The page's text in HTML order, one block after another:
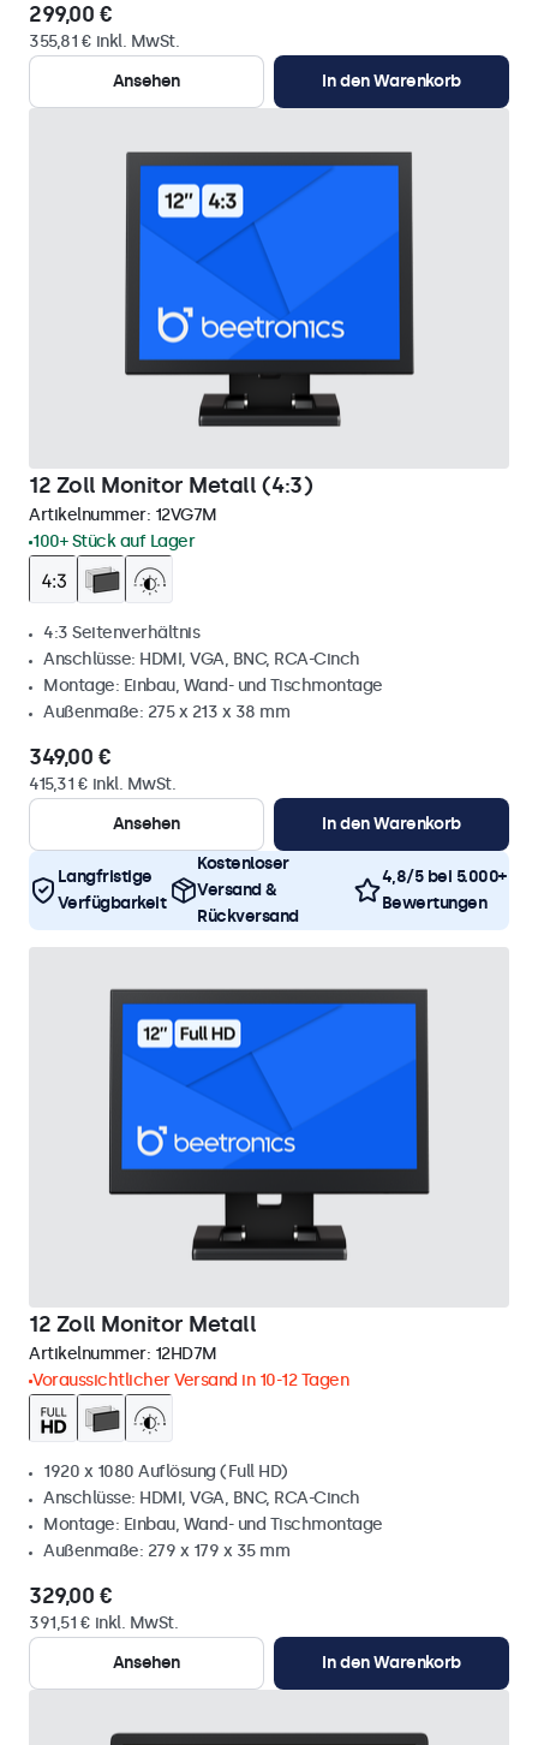
299,00 €
355,81 € inkl. MwSt.
Ansehen
In den Warenkorb
12 Zoll Monitor Metall (4:3)
Artikelnummer: 12VG7M
100+ Stück auf Lager
4:3 Seitenverhältnis
Anschlüsse: HDMI, VGA, BNC, RCA-Cinch
Montage: Einbau, Wand- und Tischmontage
Außenmaße: 275 x 213 x 38 mm
349,00 €
415,31 € inkl. MwSt.
Ansehen
In den Warenkorb
Langfristige
Verfügbarkeit
Kostenloser
Versand &
Rückversand
4,8/5 bei 5.000+
Bewertungen
12 Zoll Monitor Metall
Artikelnummer: 12HD7M
Voraussichtlicher Versand in 10-12 Tagen
1920 x 1080 Auflösung (Full HD)
Anschlüsse: HDMI, VGA, BNC, RCA-Cinch
Montage: Einbau, Wand- und Tischmontage
Außenmaße: 279 x 179 x 35 mm
329,00 €
391,51 € inkl. MwSt.
Ansehen
In den Warenkorb